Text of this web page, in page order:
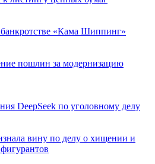
«Кама Шиппинг»
пошлин за модернизацию
DeepSeek по уголовному делу
вину по делу о хищении и